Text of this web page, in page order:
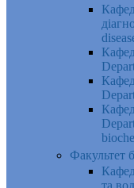
Факультет
та